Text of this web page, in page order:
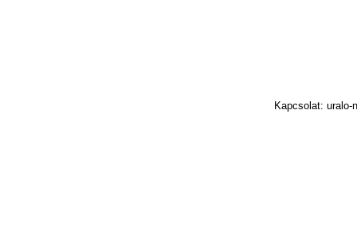
Kapcsolat: uralo-